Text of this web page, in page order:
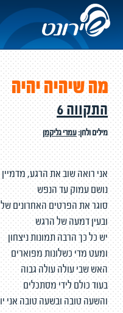
מה שיהיה יהיה
התקווה 6
מילים ולחן:עמרי גליקמן
אני רואה שוב את הרגע,
נושם עמוק עד הנפש
סוגר את הפרטים האחרונים
ובעין דמעה של הרגש
יש כל כך הרבה תמונות ניצחון
ומעט מדי כשלונות מפוארים
האש שבי עולה עולה גבוה
בעוד כולם לידי מסתכלים
והשעה טובה ובשעה טובה אני